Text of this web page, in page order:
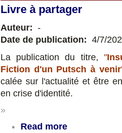
Livre à partager
Auteur: -
Date de publication: 4/7/
La publication du titre, "
Fiction d'un Putsch à venir
calée sur l'actualité et être
en crise d'identité.
»
Read more